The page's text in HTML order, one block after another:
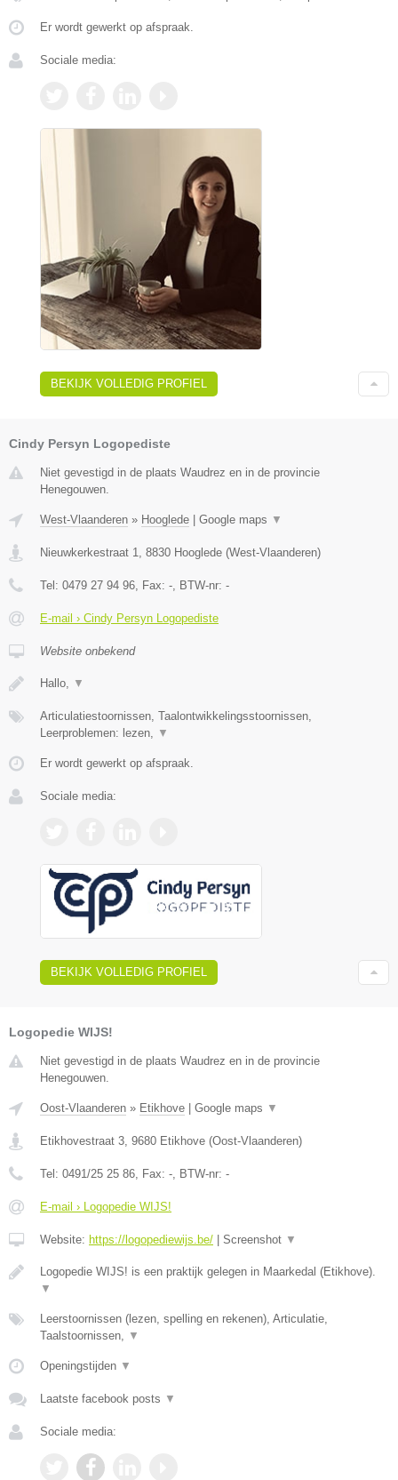
Er wordt gewerkt op afspraak.
Sociale media:
BEKIJK VOLLEDIG PROFIEL
Cindy Persyn Logopediste
Niet gevestigd in de plaats Waudrez en in de provincie
Henegouwen.
West-Vlaanderen » Hooglede Google maps ▼
Nieuwkerkestraat 1 8830 Hooglede (West-Vlaanderen)
Tel: 0479 27 94 96 , Fax: - , BTW-nr: -
E-mail › Cindy Persyn Logopediste
Website onbekend
Hallo, ▼
Articulatiestoornissen, Taalontwikkelingsstoornissen,
Leerproblemen: lezen,
▼
Er wordt gewerkt op afspraak.
Sociale media:
BEKIJK VOLLEDIG PROFIEL
Logopedie WIJS!
Niet gevestigd in de plaats Waudrez en in de provincie
Henegouwen.
Oost-Vlaanderen » Etikhove Google maps ▼
Etikhovestraat 3, 9680 Etikhove (Oost-Vlaanderen)
Tel: 0491/25 25 86, Fax: -, BTW-nr: -
E-mail › Logopedie WIJS!
Website: https://logopediewijs.be/ Screenshot ▼
Logopedie WIJS! is een praktijk gelegen in Maarkedal (Etikhove).
▼
Leerstoornissen (lezen, spelling en rekenen), Articulatie,
Taalstoornissen, ▼
Openingstijden ▼
Laatste facebook posts ▼
Sociale media: